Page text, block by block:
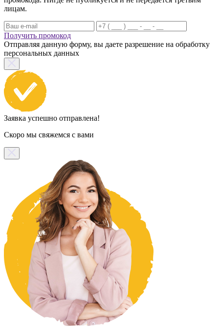
лицам.
Получить промокод
Отправляя данную форму, вы даете разрешение на обработку
персональных данных
Заявка успешно отправлена!
Скоро мы свяжемся с вами